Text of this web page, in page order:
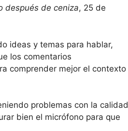
después de ceniza, 25 de
ideas y temas para hablar,
los comentarios
comprender mejor el contexto
problemas con la calidad
bien el micrófono para que